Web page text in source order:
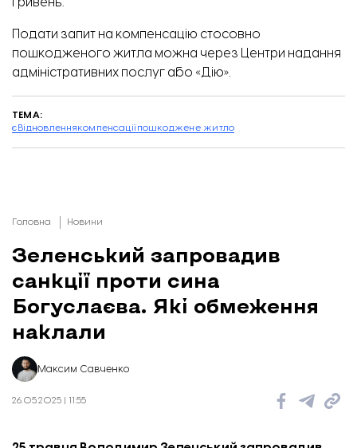
гривень.
Подати запит на компенсацію стосовно
пошкодженого житла можна через Центри надання
адміністративних послуг або «Дію».
ТЕМА:
єВідновленнякомпенсаціїпошкоджене житло
Головна Новини
Зеленський запровадив
санкції проти сина
Богуслаєва. Які обмеження
наклали
Максим Савченко
26.05.2025 | 11:55